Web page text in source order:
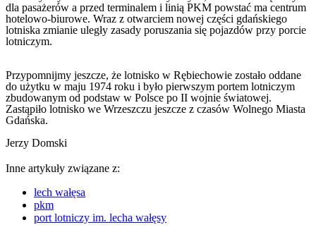
dla pasażerów a przed terminalem i linią PKM powstać ma centrum
hotelowo-biurowe. Wraz z otwarciem nowej części gdańskiego
lotniska zmianie uległy zasady poruszania się pojazdów przy porcie
lotniczym.
Przypomnijmy jeszcze, że lotnisko w Rębiechowie zostało oddane
do użytku w maju 1974 roku i było pierwszym portem lotniczym
zbudowanym od podstaw w Polsce po II wojnie światowej.
Zastąpiło lotnisko we Wrzeszczu jeszcze z czasów Wolnego Miasta
Gdańska.
Jerzy Domski
Inne artykuły związane z:
lech wałęsa
pkm
port lotniczy im. lecha wałęsy